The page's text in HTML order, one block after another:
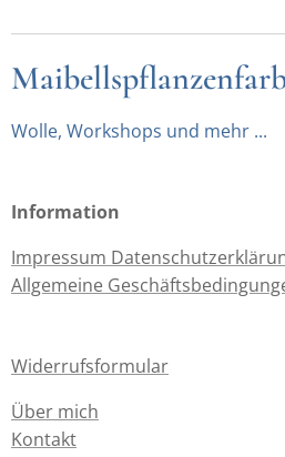
Wolle, Workshops und mehr ...
Information
Impressum
Allgemeine
Widerrufsformular
Über mich
Kontakt